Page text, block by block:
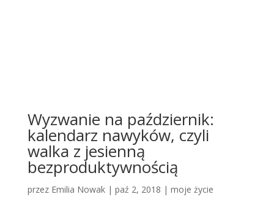
Wyzwanie na październik:
kalendarz nawyków, czyli
walka z jesienną
bezproduktywnością
przez Emilia Nowak| paź 2, 2018 | moje życie